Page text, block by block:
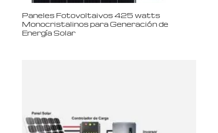
Paneles Fotovoltaivos 425 watts
Monocristalinos para Generación de
Energía Solar